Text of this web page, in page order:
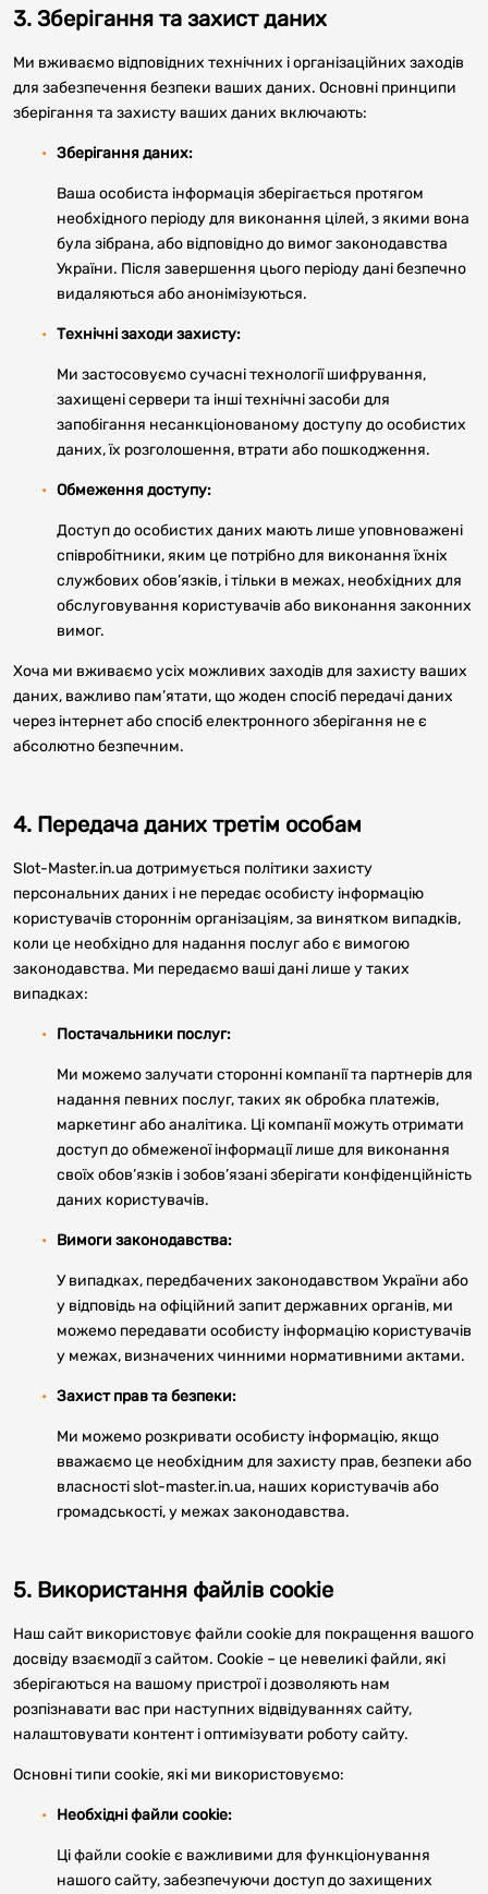
3. Зберігання та захист даних
Ми вживаємо відповідних технічних і організаційних заходів
для забезпечення безпеки ваших даних. Основні принципи
зберігання та захисту ваших даних включають:
Зберігання даних:
Ваша особиста інформація зберігається протягом
необхідного періоду для виконання цілей, з якими вона
була зібрана, або відповідно до вимог законодавства
України. Після завершення цього періоду дані безпечно
видаляються або анонімізуються.
Технічні заходи захисту:
Ми застосовуємо сучасні технології шифрування,
захищені сервери та інші технічні засоби для
запобігання несанкціонованому доступу до особистих
даних, їх розголошення, втрати або пошкодження.
Обмеження доступу:
Доступ до особистих даних мають лише уповноважені
співробітники, яким це потрібно для виконання їхніх
службових обов’язків, і тільки в межах, необхідних для
обслуговування користувачів або виконання законних
вимог.
Хоча ми вживаємо усіх можливих заходів для захисту ваших
даних, важливо пам’ятати, що жоден спосіб передачі даних
через інтернет або спосіб електронного зберігання не є
абсолютно безпечним.
4. Передача даних третім особам
Slot-Master.in.ua дотримується політики захисту
персональних даних і не передає особисту інформацію
користувачів стороннім організаціям, за винятком випадків,
коли це необхідно для надання послуг або є вимогою
законодавства. Ми передаємо ваші дані лише у таких
випадках:
Постачальники послуг:
Ми можемо залучати сторонні компанії та партнерів для
надання певних послуг, таких як обробка платежів,
маркетинг або аналітика. Ці компанії можуть отримати
доступ до обмеженої інформації лише для виконання
своїх обов’язків і зобов’язані зберігати конфіденційність
даних користувачів.
Вимоги законодавства:
У випадках, передбачених законодавством України або
у відповідь на офіційний запит державних органів, ми
можемо передавати особисту інформацію користувачів
у межах, визначених чинними нормативними актами.
Захист прав та безпеки:
Ми можемо розкривати особисту інформацію, якщо
вважаємо це необхідним для захисту прав, безпеки або
власності slot-master.in.ua, наших користувачів або
громадськості, у межах законодавства.
5. Використання файлів cookie
Наш сайт використовує файли cookie для покращення вашого
досвіду взаємодії з сайтом. Cookie – це невеликі файли, які
зберігаються на вашому пристрої і дозволяють нам
розпізнавати вас при наступних відвідуваннях сайту,
налаштовувати контент і оптимізувати роботу сайту.
Основні типи cookie, які ми використовуємо:
Необхідні файли cookie:
Ці файли cookie є важливими для функціонування
нашого сайту, забезпечуючи доступ до захищених